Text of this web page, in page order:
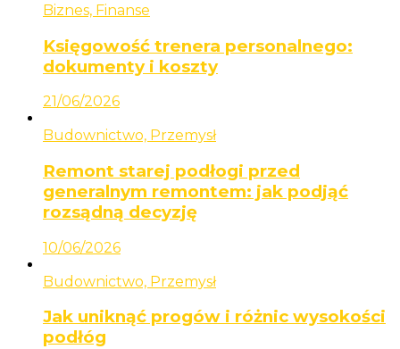
Biznes, Finanse
Księgowość trenera personalnego:
dokumenty i koszty
21/06/2026
Budownictwo, Przemysł
Remont starej podłogi przed
generalnym remontem: jak podjąć
rozsądną decyzję
10/06/2026
Budownictwo, Przemysł
Jak uniknąć progów i różnic wysokości
podłóg